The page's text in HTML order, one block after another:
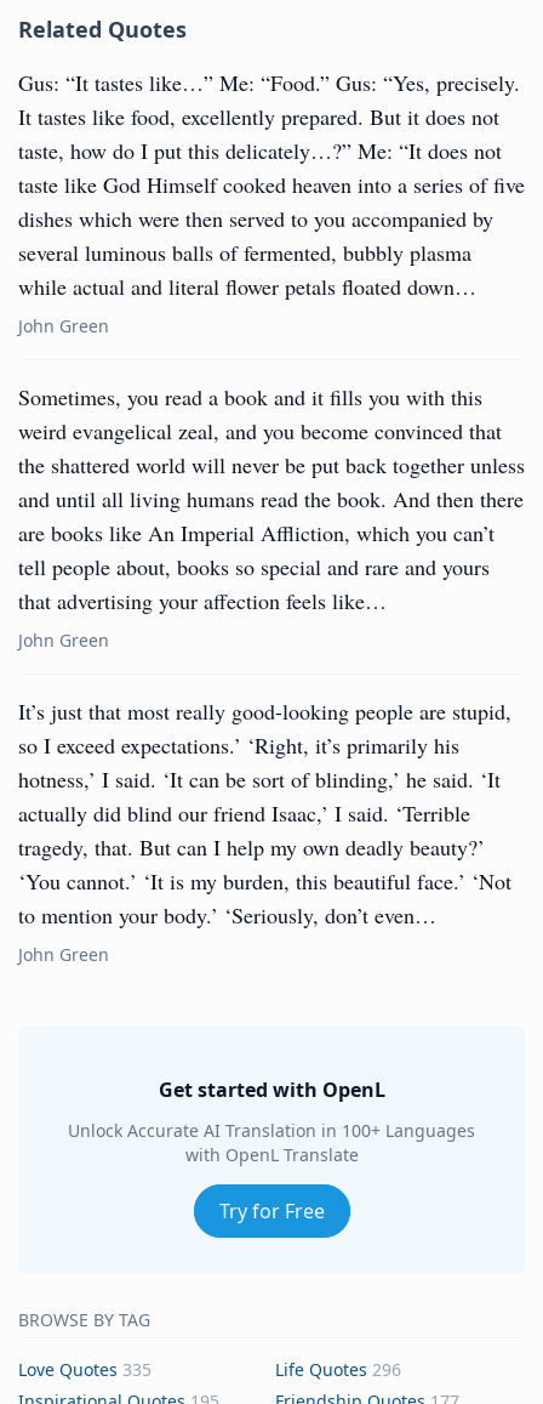
Related Quotes
Gus: “It tastes like…” Me: “Food.” Gus: “Yes, precisely.
It tastes like food, excellently prepared. But it does not
taste, how do I put this delicately…?” Me: “It does not
taste like God Himself cooked heaven into a series of five
dishes which were then served to you accompanied by
several luminous balls of fermented, bubbly plasma
while actual and literal flower petals floated down…
John Green
Sometimes, you read a book and it fills you with this
weird evangelical zeal, and you become convinced that
the shattered world will never be put back together unless
and until all living humans read the book. And then there
are books like An Imperial Affliction, which you can’t
tell people about, books so special and rare and yours
that advertising your affection feels like…
John Green
It’s just that most really good-looking people are stupid,
so I exceed expectations.’ ‘Right, it’s primarily his
hotness,’ I said. ‘It can be sort of blinding,’ he said. ‘It
actually did blind our friend Isaac,’ I said. ‘Terrible
tragedy, that. But can I help my own deadly beauty?’
‘You cannot.’ ‘It is my burden, this beautiful face.’ ‘Not
to mention your body.’ ‘Seriously, don’t even…
John Green
Get started with OpenL
Unlock Accurate AI Translation in 100+ Languages
with OpenL Translate
Try for Free
BROWSE BY TAG
Love Quotes 335 Life Quotes 296